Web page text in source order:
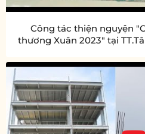
Công tác thiện nguyện
thương Xuân 2023" tại